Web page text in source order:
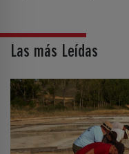
Las más Leídas